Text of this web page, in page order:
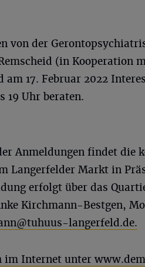
von der
(in Kooperation
am 17. Februar 2022
19 Uhr beraten.
Anmeldungen findet die
Langerfelder Markt in
erfolgt über das
Kirchmann-Bestgen,
langerfeld.de.
im Internet unter